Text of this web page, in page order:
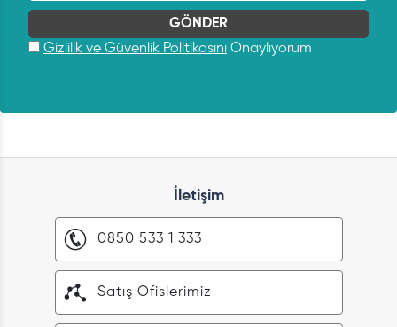
Gizlilik ve Güvenlik Politikasını Onaylıyorum
İletişim
0850 533 1 333
Satış Ofislerimiz